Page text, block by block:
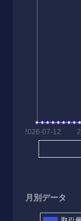
月別データ